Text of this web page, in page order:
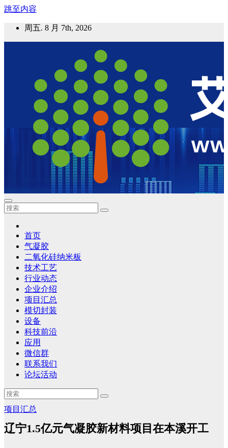
跳至内容
周五. 8 月 7th, 2026
艾邦气凝胶论坛
气凝胶材料及应用，产业链动态；气凝胶在新能源如锂电、储
首页
气凝胶
二氧化硅纳米板
技术工艺
行业动态
企业介绍
项目汇总
模切封装
设备
科技前沿
应用
微信群
联系我们
论坛活动
项目汇总
辽宁1.5亿元气凝胶新材料项目在本溪开工